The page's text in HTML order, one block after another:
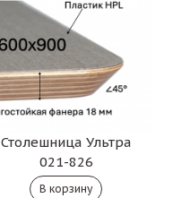
Столешница Ультра
021-826